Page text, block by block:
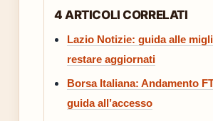
4 ARTICOLI CORRELATI
Lazio Notizie: guida alle
restare aggiornati
Borsa Italiana: Andamento
guida all’accesso